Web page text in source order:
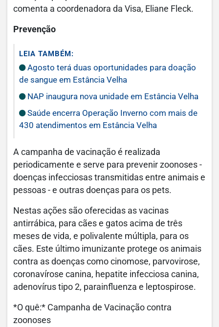
comenta a coordenadora da Visa, Eliane Fleck.
Prevenção
LEIA TAMBÉM:
Agosto terá duas oportunidades para doação
de sangue em Estância Velha
NAP inaugura nova unidade em Estância Velha
Saúde encerra Operação Inverno com mais de
430 atendimentos em Estância Velha
A campanha de vacinação é realizada
periodicamente e serve para prevenir zoonoses -
doenças infecciosas transmitidas entre animais e
pessoas - e outras doenças para os pets.
Nestas ações são oferecidas as vacinas
antirrábica, para cães e gatos acima de três
meses de vida, e polivalente múltipla, para os
cães. Este último imunizante protege os animais
contra as doenças como cinomose, parvovirose,
coronavírose canina, hepatite infecciosa canina,
adenovírus tipo 2, parainfluenza e leptospirose.
*O quê:* Campanha de Vacinação contra
zoonoses